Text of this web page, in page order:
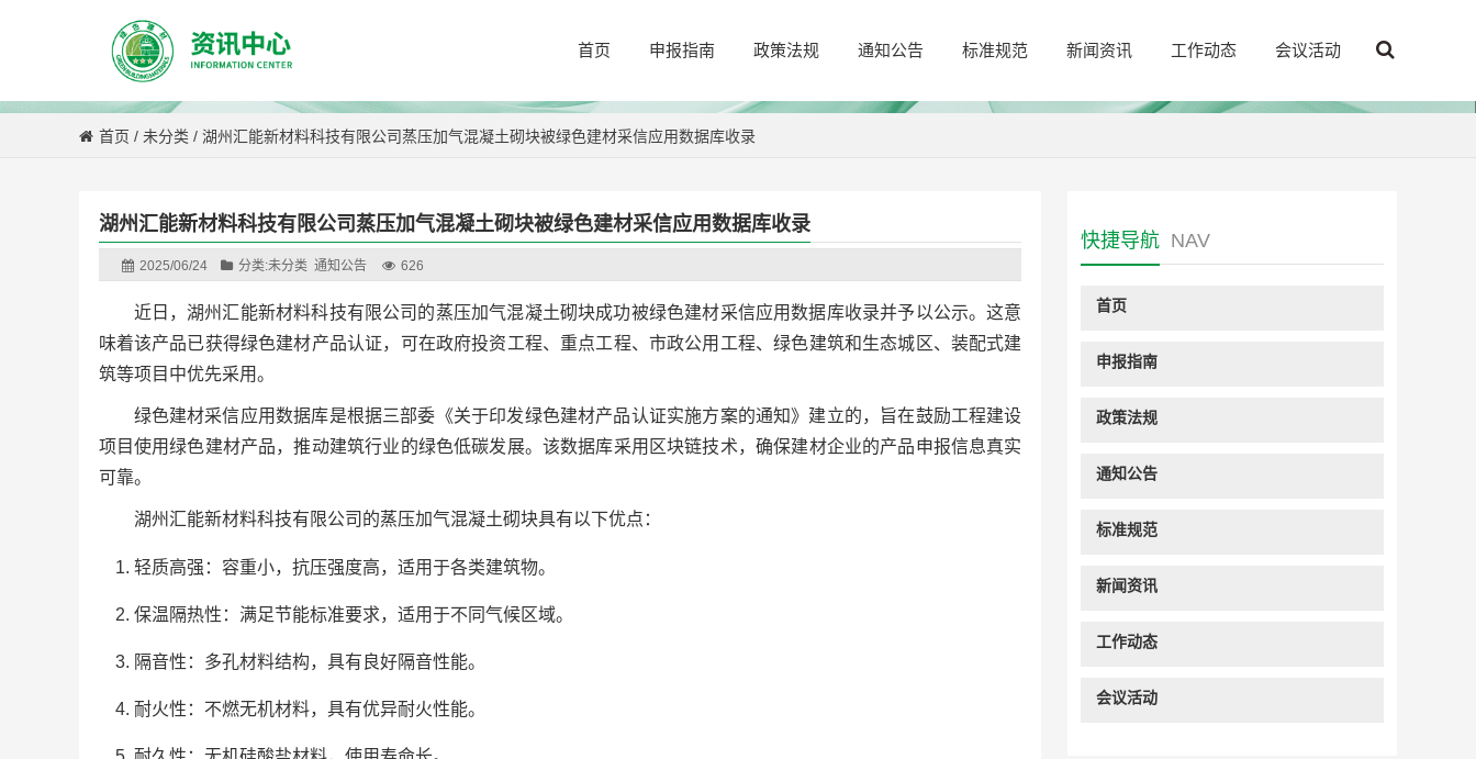
首页 申报指南 政策法规 通知公告 标准规范 新闻资讯 工作动态 会议活动
首页 / 未分类 / 湖州汇能新材料科技有限公司蒸压加气混凝土砌块被绿色建材采信应用数据库收录
湖州汇能新材料科技有限公司蒸压加气混凝土砌块被绿色建材采信应用数据库收录
2025/06/24 分类:未分类 通知公告 626
近日，湖州汇能新材料科技有限公司的蒸压加气混凝土砌块成功被绿色建材采信应用数据库收录并予以公示。这意
味着该产品已获得绿色建材产品认证，可在政府投资工程、重点工程、市政公用工程、绿色建筑和生态城区、装配式建
筑等项目中优先采用。
绿色建材采信应用数据库是根据三部委《关于印发绿色建材产品认证实施方案的通知》建立的，旨在鼓励工程建设
项目使用绿色建材产品，推动建筑行业的绿色低碳发展。该数据库采用区块链技术，确保建材企业的产品申报信息真实
可靠。
湖州汇能新材料科技有限公司的蒸压加气混凝土砌块具有以下优点：
轻质高强：容重小，抗压强度高，适用于各类建筑物。
保温隔热性：满足节能标准要求，适用于不同气候区域。
隔音性：多孔材料结构，具有良好隔音性能。
耐火性：不燃无机材料，具有优异耐火性能。
快捷导航 NAV
首页
申报指南
政策法规
通知公告
标准规范
新闻资讯
工作动态
会议活动